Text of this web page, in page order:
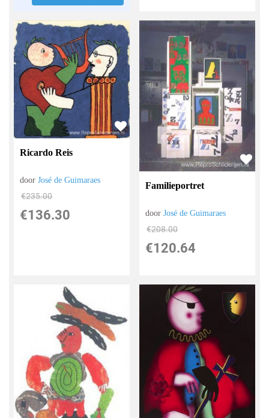
Ricardo Reis
doorJosé de Guimaraes
€235.00
€136.30
Familieportret
doorJosé de Guimaraes
€208.00
€120.64